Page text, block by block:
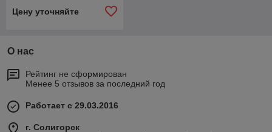
Цену уточняйте
О нас
Рейтинг не сформирован
Менее 5 отзывов за последний год
Работает с 29.03.2016
г. Солигорск